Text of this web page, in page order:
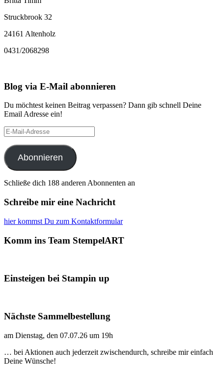
Struckbrook 32
24161 Altenholz
0431/2068298
Blog via E-Mail abonnieren
Du möchtest keinen Beitrag verpassen? Dann gib schnell Deine
Email Adresse ein!
E-
Mail-
Adresse
Abonnieren
Schließe dich 188 anderen Abonnenten an
Schreibe mir eine Nachricht
hier kommst Du zum Kontaktformular
Komm ins Team StempelART
Einsteigen bei Stampin up
Nächste Sammelbestellung
am Dienstag, den 07.07.26 um 19h
… bei Aktionen auch jederzeit zwischendurch, schreibe mir einfach
Deine Wünsche!